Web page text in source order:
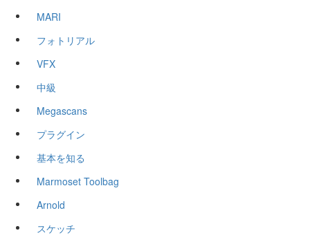
MARI
フォトリアル
VFX
中級
Megascans
プラグイン
基本を知る
Marmoset Toolbag
Arnold
スケッチ